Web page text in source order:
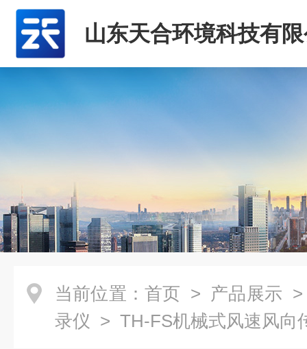
山东天合环境科技有
当前位置： 首页 > 产品展示
录仪 > TH-FS机械式风速风向